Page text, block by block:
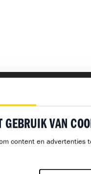
GEBRUIK VAN
content en